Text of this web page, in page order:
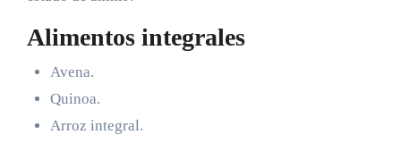
Alimentos integrales
Avena.
Quinoa.
Arroz integral.